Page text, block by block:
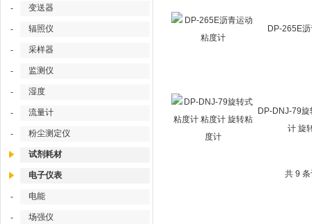
- 变送器
- 辐照仪
- 采样器
- 监测仪
- 湿度
- 流量计
- 粉尘测定仪
试剂耗材
电子仪表
- 电能
- 场强仪
DP-265E
DP-DNJ-79
计 旋
共 9